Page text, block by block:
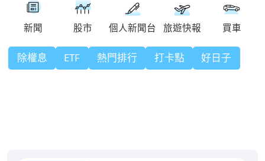
除權息 ETF 熱門排行 打卡點 好日子